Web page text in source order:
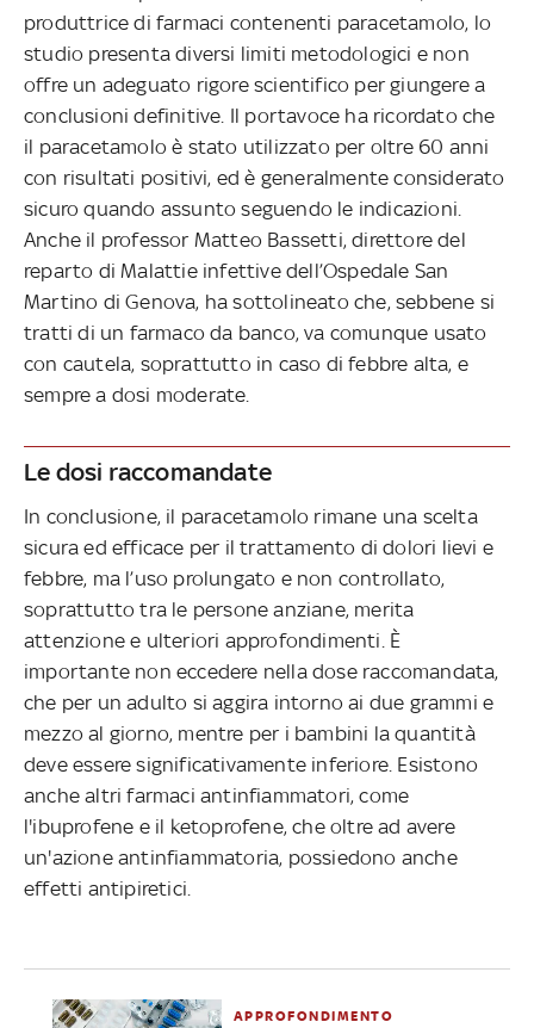
produttrice di farmaci contenenti paracetamolo, lo
studio presenta diversi limiti metodologici e non
offre un adeguato rigore scientifico per giungere a
conclusioni definitive. Il portavoce ha ricordato che
il paracetamolo è stato utilizzato per oltre 60 anni
con risultati positivi, ed è generalmente considerato
sicuro quando assunto seguendo le indicazioni.
Anche il professor Matteo Bassetti, direttore del
reparto di Malattie infettive dell’Ospedale San
Martino di Genova, ha sottolineato che, sebbene si
tratti di un farmaco da banco, va comunque usato
con cautela, soprattutto in caso di febbre alta, e
sempre a dosi moderate.
Le dosi raccomandate
In conclusione, il paracetamolo rimane una scelta
sicura ed efficace per il trattamento di dolori lievi e
febbre, ma l’uso prolungato e non controllato,
soprattutto tra le persone anziane, merita
attenzione e ulteriori approfondimenti. È
importante non eccedere nella dose raccomandata,
che per un adulto si aggira intorno ai due grammi e
mezzo al giorno, mentre per i bambini la quantità
deve essere significativamente inferiore. Esistono
anche altri farmaci antinfiammatori, come
l'ibuprofene e il ketoprofene, che oltre ad avere
un'azione antinfiammatoria, possiedono anche
effetti antipiretici.
APPROFONDIMENTO